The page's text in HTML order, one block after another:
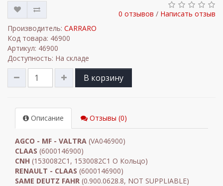
0 отзывов / Написать отзыв
Производитель: CARRARO
Код товара: 46900
Артикул: 46900
Доступность: На складе
В корзину
Описание Отзывы (0)
AGCO - MF - VALTRA (VA046900)
CLAAS (6000146900)
CNH (1530082C1, 1530082C1 O Кольцо)
RENAULT - CLAAS (6000146900)
SAME DEUTZ FAHR (0.900.0628.8, NOT SUPPLIABLE)